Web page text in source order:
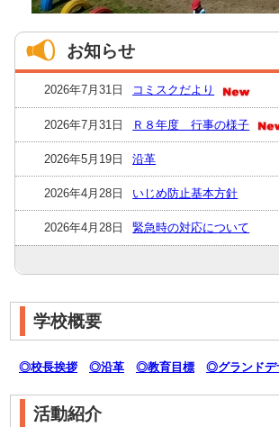
お知らせ
2026年7月31日 コミスクだより
2026年7月31日 Ｒ８年度 行事の様子
2026年5月19日 沿革
2026年4月28日 いじめ防止基本方針
2026年4月28日 緊急時の対応について
学校概要
◎校長挨拶 ◎沿革 ◎教育目標 ◎グランドデ
活動紹介